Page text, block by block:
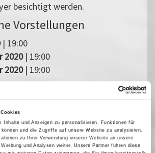
Inhalte und Anzeigen zu personalisieren, Funktionen für
und die Zugriffe auf unsere Website zu analysieren.
zu Ihrer Verwendung unserer Website an unsere
und Analysen weiter. Unsere Partner führen diese
besichtigt werden.
Vorstellungen
| 19:00
2020| 19:00
2020| 19:00
führten die Brüder Skladanowsky im
»lebende Photographien« vor. Es
des Kinos in Deutschland. Mit einer Film-